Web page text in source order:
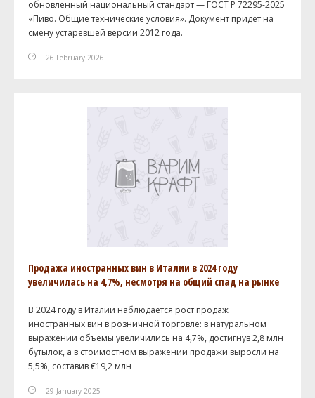
обновленный национальный стандарт — ГОСТ Р 72295-2025
«Пиво. Общие технические условия». Документ придет на
смену устаревшей версии 2012 года.
26 February 2026
Продажа иностранных вин в Италии в 2024 году
увеличилась на 4,7%, несмотря на общий спад на рынке
В 2024 году в Италии наблюдается рост продаж
иностранных вин в розничной торговле: в натуральном
выражении объемы увеличились на 4,7%, достигнув 2,8 млн
бутылок, а в стоимостном выражении продажи выросли на
5,5%, составив €19,2 млн
29 January 2025